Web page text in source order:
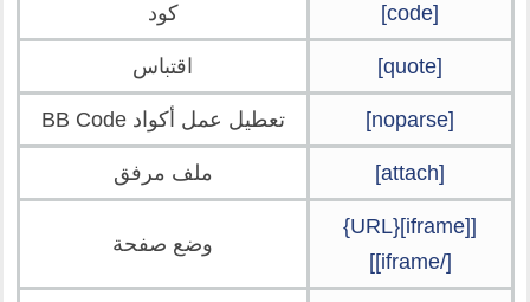
[code] كود
[quote] اقتباس
[noparse] تعطيل عمل أكواد BB Code
[attach] ملف مرفق
[[iframe]{URL}
[/iframe]]
وضع صفحة